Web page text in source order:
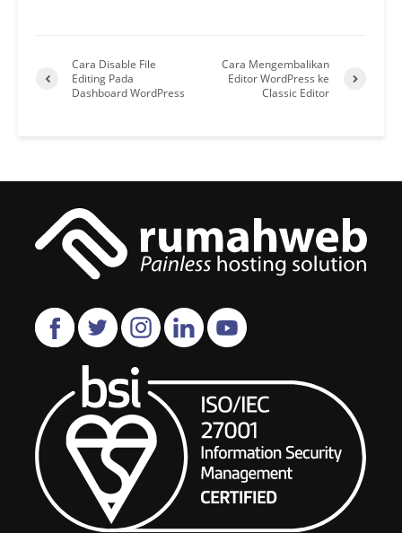
Cara Disable File
Editing Pada
Dashboard WordPress
Cara Mengembalikan
Editor WordPress ke
Classic Editor